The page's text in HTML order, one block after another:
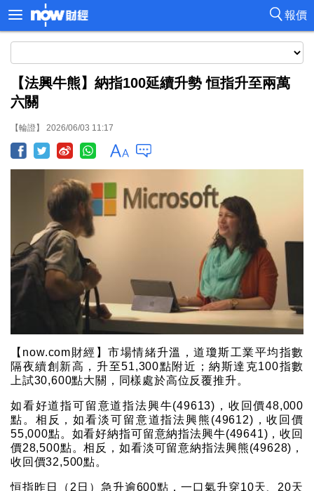
報價
【法興牛熊】納指100延續升勢 恒指升至兩萬
六關
【輪證】 2026/06/03 11:17
【now.com財經】市場情緒升溫，道瓊斯工業平均指數
隔夜續創新高，升至51,300點附近；納斯達克100指數
上試30,600點大關，同樣處於高位反覆推升。
如看好道指可留意道指法興牛(49613)，收回價48,000
點。相反，如看淡可留意道指法興熊(49612)，收回價
55,000點。如看好納指可留意納指法興牛(49641)，收回
價28,500點。相反，如看淡可留意納指法興熊(49628)，
收回價32,500點。
恒指昨日（2日）急升逾600點，一口氣升穿10天、20天